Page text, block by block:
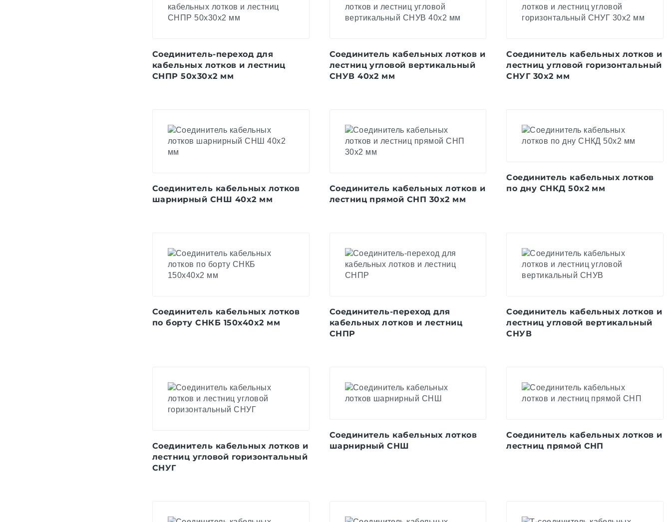
Соединитель-переход для
кабельных лотков и лестниц
СНПР 50x30x2 мм
Соединитель кабельных лотков и
лестниц угловой вертикальный
СНУВ 40x2 мм
Соединитель кабельных лотков и
лестниц угловой горизонтальный
СНУГ 30x2 мм
Соединитель кабельных лотков
шарнирный СНШ 40x2 мм
Соединитель кабельных лотков и
лестниц прямой СНП 30x2 мм
Соединитель кабельных лотков
по дну СНКД 50x2 мм
Соединитель кабельных лотков
по борту СНКБ 150x40x2 мм
Соединитель-переход для
кабельных лотков и лестниц
СНПР
Соединитель кабельных лотков и
лестниц угловой вертикальный
СНУВ
Соединитель кабельных лотков и
лестниц угловой горизонтальный
СНУГ
Соединитель кабельных лотков
шарнирный СНШ
Соединитель кабельных лотков и
лестниц прямой СНП